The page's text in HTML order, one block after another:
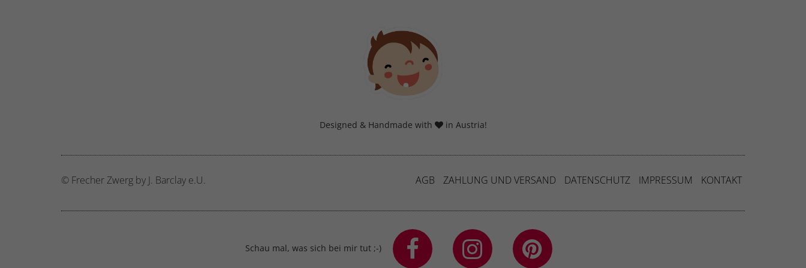
Designed & Handmade with in Austria!
© Frecher Zwerg by J. Barclay e.U. AGB ZAHLUNG UND VERSAND DATENSCHUTZ IMPRESSUM KONTAKT
Schau mal, was sich bei mir tut ;-)